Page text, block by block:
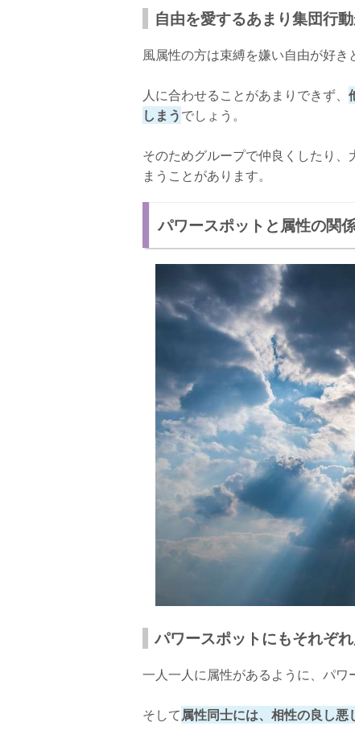
自由を愛するあまり集団行
風属性の方は束縛を嫌い自由が好き
人に合わせることがあまりできず、
しまうでしょう。
そのためグループで仲良くしたり
まうことがあります。
パワースポットと属性の関
パワースポットにもそれぞ
一人一人に属性があるように、パワ
そして属性同士には、相性の良し悪